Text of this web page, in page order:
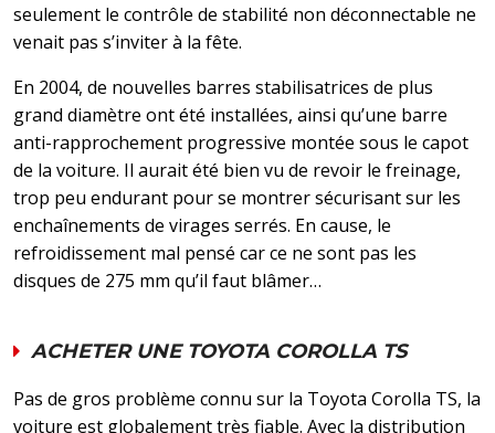
seulement le contrôle de stabilité non déconnectable ne
venait pas s’inviter à la fête.
En 2004, de nouvelles barres stabilisatrices de plus
grand diamètre ont été installées, ainsi qu’une barre
anti-rapprochement progressive montée sous le capot
de la voiture. Il aurait été bien vu de revoir le freinage,
trop peu endurant pour se montrer sécurisant sur les
enchaînements de virages serrés. En cause, le
refroidissement mal pensé car ce ne sont pas les
disques de 275 mm qu’il faut blâmer…
ACHETER UNE TOYOTA COROLLA TS
Pas de gros problème connu sur la Toyota Corolla TS, la
voiture est globalement très fiable. Avec la distribution